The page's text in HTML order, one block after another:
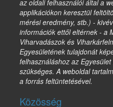
az oldali felhasználói által a
applikációkon keresztül
mérési eredmény, stb.) -
információk ettől eltérnek - a
Viharvadászok és
Egyesületének tulajdonát
felhasználáshoz az
szükséges. A weboldal
a forrás feltüntetésével.
Közösség